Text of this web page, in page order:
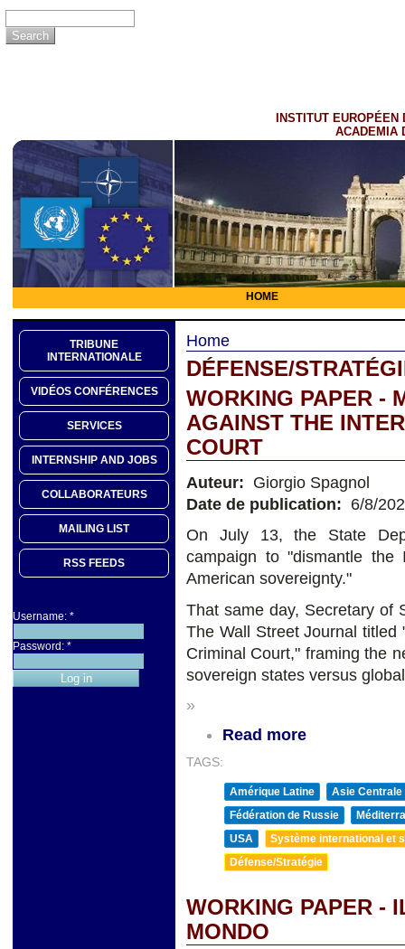
INSTITUT EUROPÉEN
ACADEMIA
HOME
TRIBUNE
INTERNATIONALE
VIDÉOS CONFÉRENCES
SERVICES
INTERNSHIP AND JOBS
COLLABORATEURS
MAILING LIST
RSS FEEDS
Username: *
Password: *
Home
DÉFENSE/
WORKING PAPER -
AGAINST THE
COURT
Auteur: Giorgio Spagnol
Date de publication: 6/8/
On July 13, the State
campaign to "dismantle the
American sovereignty."
That same day, Secretary of
The Wall Street Journal titled
Criminal Court," framing the
sovereign states versus
»
Read more
TAGS:
Amérique Latine
Asie Centrale
Fédération de Russie
USA
Système international et
Défense/Stratégie
WORKING PAPER -
MONDO